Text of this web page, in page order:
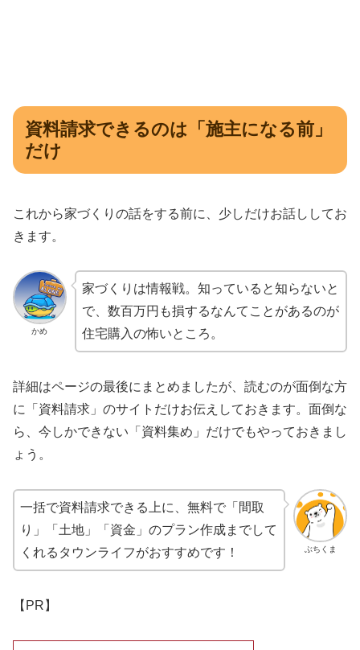
資料請求できるのは「施主になる前」
だけ
これから家づくりの話をする前に、少しだけお話ししてお
きます。
かめ
家づくりは情報戦。知っていると知らないと
で、数百万円も損するなんてことがあるのが
住宅購入の怖いところ。
詳細はページの最後にまとめましたが、読むのが面倒な方
に「資料請求」のサイトだけお伝えしておきます。面倒な
ら、今しかできない「資料集め」だけでもやっておきまし
ょう。
ぶちくま
一括で資料請求できる上に、無料で「間取
り」「土地」「資金」のプラン作成までして
くれるタウンライフがおすすめです！
【PR】